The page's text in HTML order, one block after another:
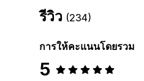
รีวิว (234)
การให้คะแนนโดยรวม
5